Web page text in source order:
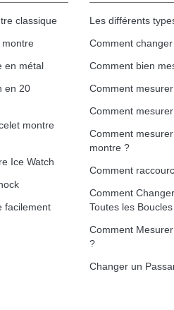
classique
en métal
en 20
montre
Ice Watch
facilement
Les différents
Comment
Comment bien
Comment
Comment
Comment
montre ?
Comment
Comment
Toutes les Boucles
Comment
?
Changer un